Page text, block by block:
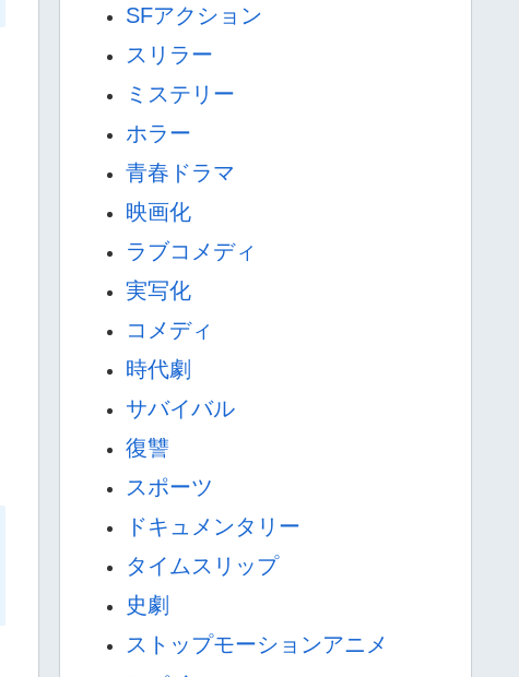
SFアクション
スリラー
ミステリー
ホラー
青春ドラマ
映画化
ラブコメディ
実写化
コメディ
時代劇
サバイバル
復讐
スポーツ
ドキュメンタリー
タイムスリップ
史劇
ストップモーションアニメ